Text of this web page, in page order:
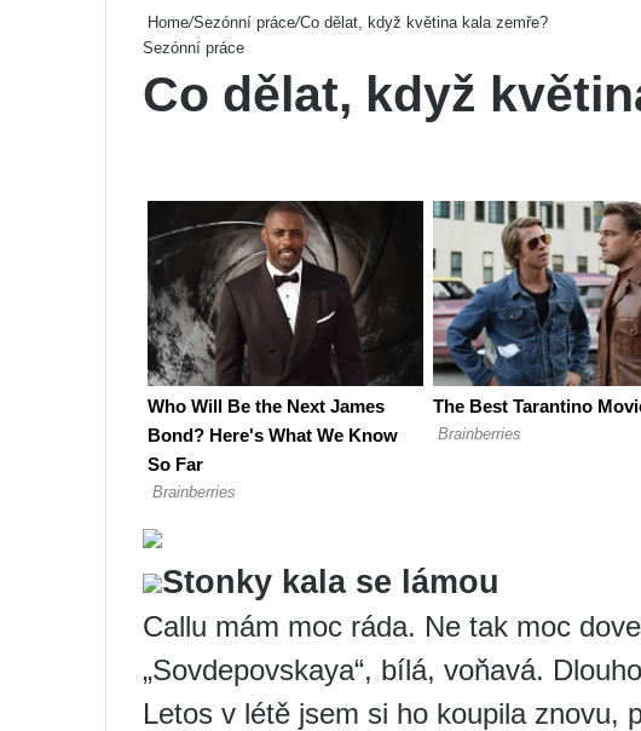
Home/Sezónní práce/Co dělat, když květina kala zemře?
Sezónní práce
Co dělat, když
Stonky kala se lámou
Callu mám moc ráda. Ne tak moc
„Sovdepovskaya“, bílá, voňavá.
Letos v létě jsem si ho koupila znovu,